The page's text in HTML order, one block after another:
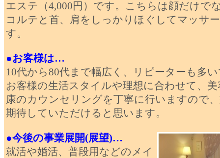
エステ（4,000円）です。こちらは顔だけで
コルテと首、肩をしっかりほぐしてマッサ
す。
●お客様は…
10代から80代まで幅広く、リピーターも多
お客様の生活スタイルや理想に合わせて、美
康のカウンセリングを丁寧に行いますので
期待していただけると思います。
●今後の事業展開(展望)…
就活や婚活、普段用などのメイ